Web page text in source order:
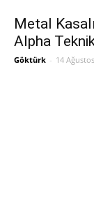
Metal
Alpha
Göktürk - 14